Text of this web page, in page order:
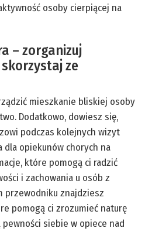
osoby cierpiącej na
– zorganizuj
ze
mieszkanie bliskiej osoby
Dodatkowo, dowiesz się,
podczas kolejnych wizyt
dla opiekunów chorych na
które pomogą ci radzić
i zachowania u osób z
przewodniku znajdziesz
pomogą ci zrozumieć naturę
siebie w opiece nad